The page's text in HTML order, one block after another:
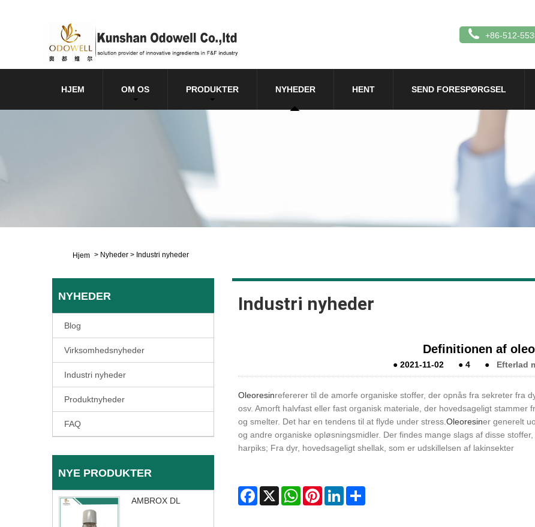
+86-512-
HJEM OM OS PRODUKTER NYHEDER HENT SEND FORESPØRGSEL
Hjem > Nyheder > Industri nyheder
NYHEDER
Blog
Virksomhedsnyheder
Industri nyheder
Produktnyheder
FAQ
NYE PRODUKTER
AMBROX DL
Industri nyheder
Definitionen af
● 2021-11-02 ● 4 ● Efterlad
Oleoresinrefererer til de amorfe organiske stoffer, der opnås fra sekreter fra
osv. Amorft halvfast eller fast organisk materiale, der hovedsageligt stammer
og smelter. Det har en tendens til at flyde under stress. Oleoresiner generelt
og andre organiske opløsningsmidler. Der findes mange slags af disse
harpiks; Fra dyr, hovedsageligt shellak, som er udskillelsen af ​​lakinsekter
Facebook
X WhatsAppPinterestLinkedIn